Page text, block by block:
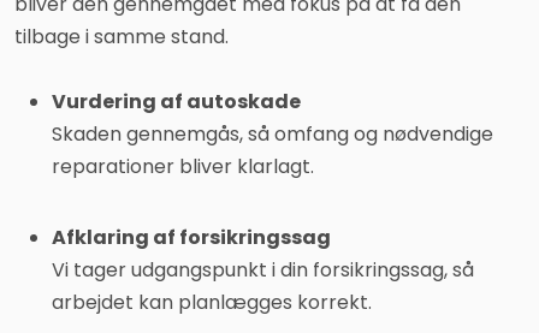
tilbage i samme stand.
Vurdering af autoskade
Skaden gennemgås, så omfang og nødvendige
reparationer bliver klarlagt.
Afklaring af forsikringssag
Vi tager udgangspunkt i din forsikringssag, så
arbejdet kan planlægges korrekt.